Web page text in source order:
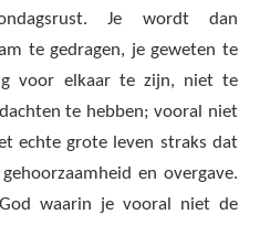
Je wordt dan
te gedragen, je geweten te
voor elkaar te zijn, niet te
te hebben; vooral niet
echte grote leven straks dat
en overgave.
waarin je vooral niet de